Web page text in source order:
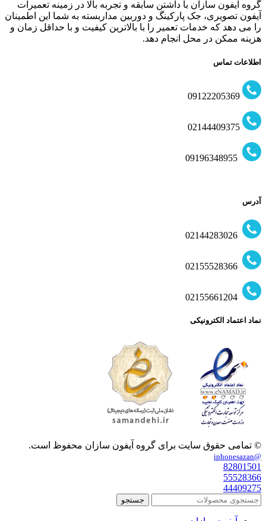
گروه آیفون سازان با داشتن سابقه و تجربه بالا در زمینه تعمیرات
آیفون تصویری، جک پارکینگ و دوربین مداربسته به شما این اطمینان
را می دهد که خدمات تعمیر را با بالاترین کیفیت و با حداقل زمان و
هزینه ممکن در محل انجام دهد.
اطلاعات تماس
آدرس
نماد اعتماد الکترونیکی
© تمامی حقوق سایت برای گروه آیفون سازان محفوظ است.
@iphonesazan
82801501
55528366
44409275
جستجو